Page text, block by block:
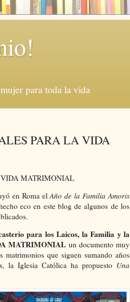
para toda la vida
PARA LA VIDA
MATRIMONIAL
en Roma elAño de la Familia Amoris
eco en este blog de algunos de los
para los Laicos, la Familia y la
MATRIMONIAL un documento muy
que siguen sumando años
la Iglesia Católica ha propuesto Una